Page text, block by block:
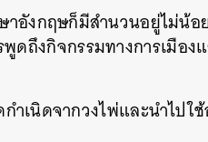
อังกฤษก็มีสำนวนอยู่ไม่น้อ
ดถึงกิจกรรมทางการเมือง
เนิดจากวงไพ่และนำไปใช้